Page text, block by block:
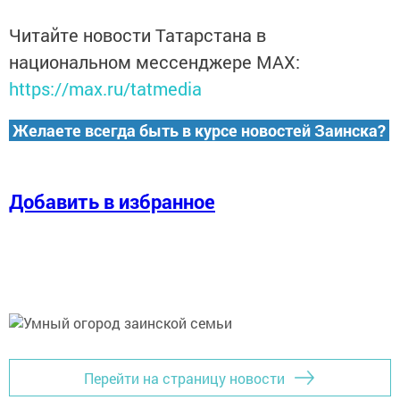
Читайте новости Татарстана в
национальном мессенджере MАХ:
https://max.ru/tatmedia
Желаете всегда быть в курсе новостей Заинска?
Добавить в избранное
Перейти на страницу новости